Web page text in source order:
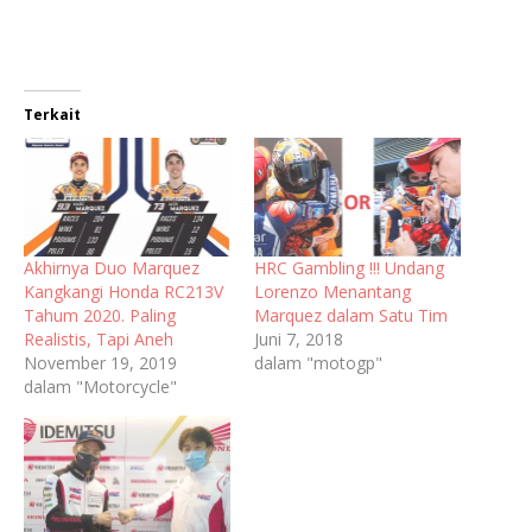
Terkait
Akhirnya Duo Marquez
Kangkangi Honda RC213V
Tahum 2020. Paling
Realistis, Tapi Aneh
November 19, 2019
dalam "Motorcycle"
HRC Gambling !!! Undang
Lorenzo Menantang
Marquez dalam Satu Tim
Juni 7, 2018
dalam "motogp"